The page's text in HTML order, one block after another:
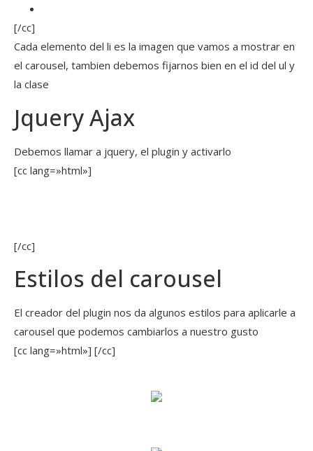
[/cc]
Cada elemento del li es la imagen que vamos a mostrar en
el carousel, tambien debemos fijarnos bien en el id del ul y
la clase
Jquery Ajax
Debemos llamar a jquery, el plugin y activarlo
[cc lang=»html»]
[/cc]
Estilos del carousel
El creador del plugin nos da algunos estilos para aplicarle a
carousel que podemos cambiarlos a nuestro gusto
[cc lang=»html»] [/cc]